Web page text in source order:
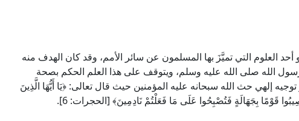
أحد العلوم التي تميَّزَ بها المسلمون عن سائر الأمم، وقد كان الهدف منه
الله صلى الله عليه وسلم، ويتوقف على هذا العلم الحكم بصحة
إلهي حث الله سبحانه عليه المؤمنين حيث قال تعالى: ﴿يَا أَيُّهَا الَّذِينَ
قَوْمًا بِجَهَالَةٍ فَتُصْبِحُوا عَلَى مَا فَعَلْتُمْ نَادِمِينَ﴾ [الحجرات: 6].